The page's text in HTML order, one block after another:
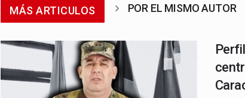
MÁS ARTICULOS POR EL MISMO AUTOR